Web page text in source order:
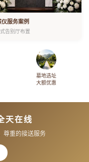
仪服务案例
告别厅布置
墓地选址
大额优惠
天在线
尊重的接送服务